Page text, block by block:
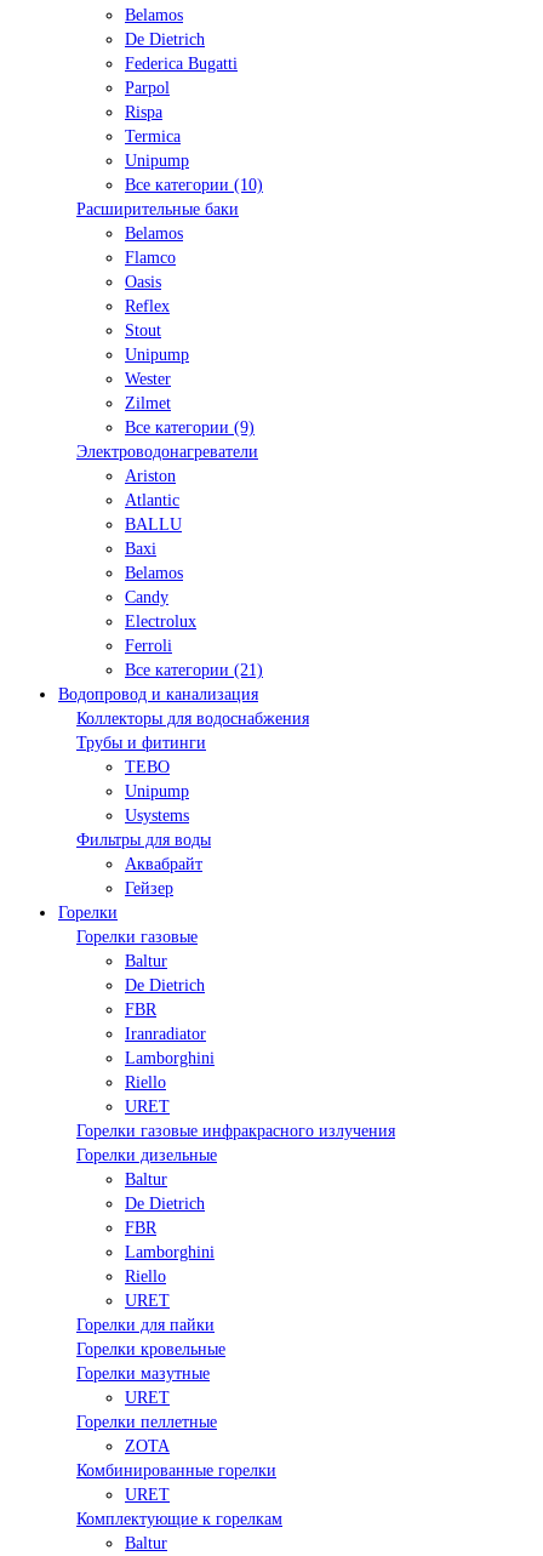
Belamos
De Dietrich
Federica Bugatti
Parpol
Rispa
Termica
Unipump
Все категории (10)
Расширительные баки
Belamos
Flamco
Oasis
Reflex
Stout
Unipump
Wester
Zilmet
Все категории (9)
Электроводонагреватели
Ariston
Atlantic
BALLU
Baxi
Belamos
Candy
Electrolux
Ferroli
Все категории (21)
Водопровод и канализация
Коллекторы для водоснабжения
Трубы и фитинги
TEBO
Unipump
Usystems
Фильтры для воды
Аквабрайт
Гейзер
Горелки
Горелки газовые
Baltur
De Dietrich
FBR
Iranradiator
Lamborghini
Riello
URET
Горелки газовые инфракрасного излучения
Горелки дизельные
Baltur
De Dietrich
FBR
Lamborghini
Riello
URET
Горелки для пайки
Горелки кровельные
Горелки мазутные
URET
Горелки пеллетные
ZOTA
Комбинированные горелки
URET
Комплектующие к горелкам
Baltur